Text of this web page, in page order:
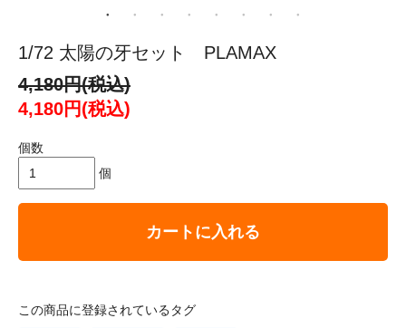
1/72 太陽の牙セット PLAMAX
4,180円(税込)
4,180円(税込)
個数
個
カートに入れる
この商品に登録されているタグ